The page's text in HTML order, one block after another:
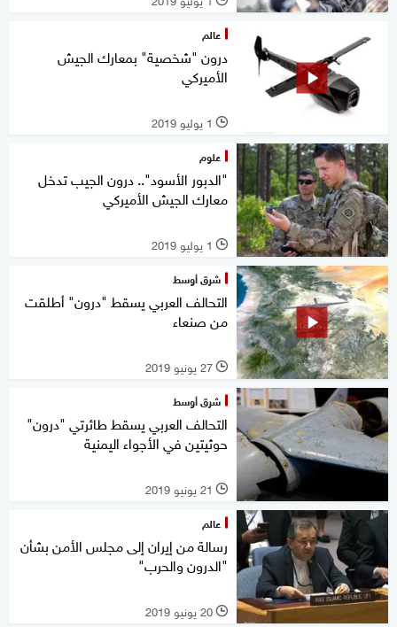
عالم
درون "شخصية" بمعارك الجيش
الأميركي
l 1 يوليو 2019
علوم
"الدبور الأسود".. درون الجيب تدخل
معارك الجيش الأميركي
l 1 يوليو 2019
شرق أوسط
التحالف العربي يسقط "درون" أطلقت
من صنعاء
l 27 يونيو 2019
شرق أوسط
التحالف العربي يسقط طائرتي "درون"
حوثيتين في الأجواء اليمنية
l 21 يونيو 2019
عالم
رسالة من إيران إلى مجلس الأمن بشأن
"الدرون والحرب"
l 20 يونيو 2019